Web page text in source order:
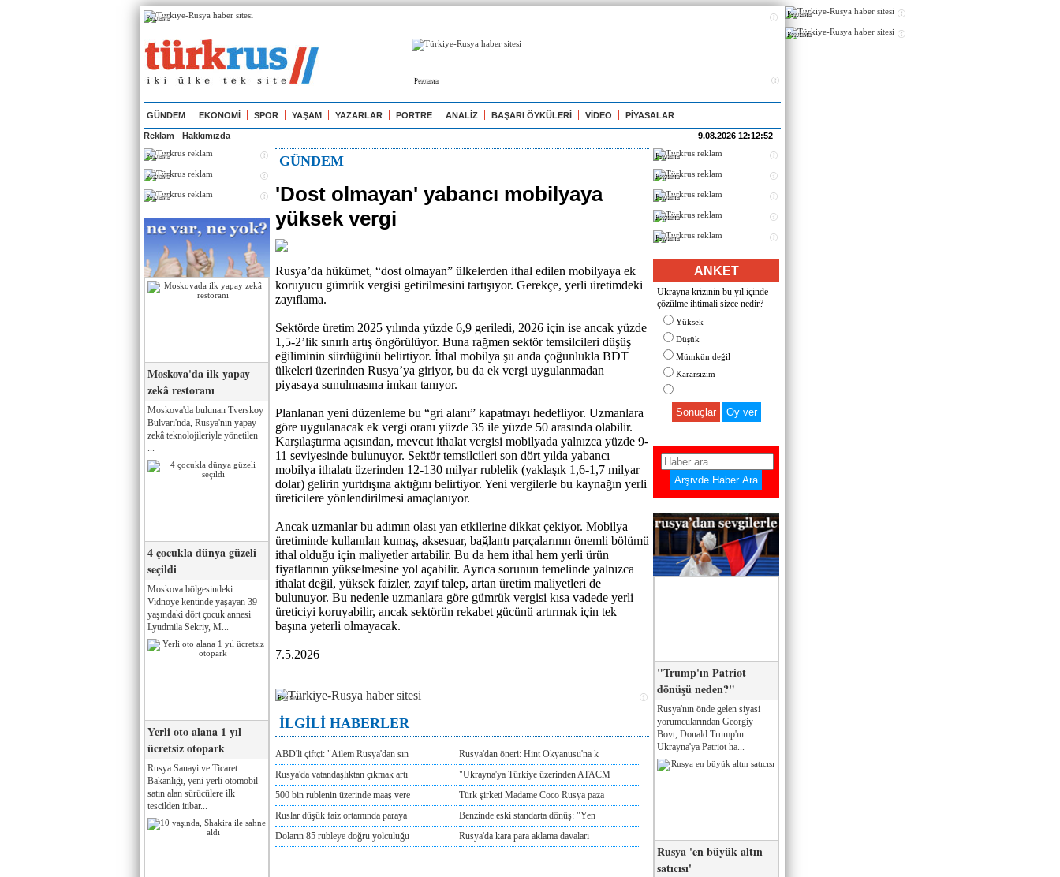
Реклама
Реклама
GÜNDEM EKONOMİ SPOR YAŞAM YAZARLAR PORTRE ANALİZ BAŞARI ÖYKÜLERİ VİDEO PİYASALAR
Reklam Hakkımızda 9.08.2026 12:12:52
Реклама
Реклама
Реклама
Moskova'da ilk yapay
zekâ restoranı
Moskova'da bulunan Tverskoy
Bulvarı'nda, Rusya'nın yapay
zekâ teknolojileriyle yönetilen
4 çocukla dünya güzeli
seçildi
Moskova bölgesindeki
Vidnoye kentinde yaşayan 39
yaşındaki dört çocuk annesi
Lyudmila Sekriy, M...
Yerli oto alana 1 yıl
ücretsiz otopark
Rusya Sanayi ve Ticaret
Bakanlığı, yeni yerli otomobil
satın alan sürücülere ilk
tescilden itibar...
GÜNDEM
'Dost olmayan' yabancı mobilyaya
yüksek vergi
Rusya’da hükümet, “dost olmayan” ülkelerden ithal edilen mobilyaya ek
koruyucu gümrük vergisi getirilmesini tartışıyor. Gerekçe, yerli üretimdeki
zayıflama.
Sektörde üretim 2025 yılında yüzde 6,9 geriledi, 2026 için ise ancak yüzde
1,5-2’lik sınırlı artış öngörülüyor. Buna rağmen sektör temsilcileri düşüş
eğiliminin sürdüğünü belirtiyor. İthal mobilya şu anda çoğunlukla BDT
ülkeleri üzerinden Rusya’ya giriyor, bu da ek vergi uygulanmadan
piyasaya sunulmasına imkan tanıyor.
Planlanan yeni düzenleme bu “gri alanı” kapatmayı hedefliyor. Uzmanlara
göre uygulanacak ek vergi oranı yüzde 35 ile yüzde 50 arasında olabilir.
Karşılaştırma açısından, mevcut ithalat vergisi mobilyada yalnızca yüzde 9-
11 seviyesinde bulunuyor. Sektör temsilcileri son dört yılda yabancı
mobilya ithalatı üzerinden 12-130 milyar rublelik (yaklaşık 1,6-1,7 milyar
dolar) gelirin yurtdışına aktığını belirtiyor. Yeni vergilerle bu kaynağın yerli
üreticilere yönlendirilmesi amaçlanıyor.
Ancak uzmanlar bu adımın olası yan etkilerine dikkat çekiyor. Mobilya
üretiminde kullanılan kumaş, aksesuar, bağlantı parçalarının önemli bölümü
ithal olduğu için maliyetler artabilir. Bu da hem ithal hem yerli ürün
fiyatlarının yükselmesine yol açabilir. Ayrıca sorunun temelinde yalnızca
ithalat değil, yüksek faizler, zayıf talep, artan üretim maliyetleri de
bulunuyor. Bu nedenle uzmanlara göre gümrük vergisi kısa vadede yerli
üreticiyi koruyabilir, ancak sektörün rekabet gücünü artırmak için tek
başına yeterli olmayacak.
7.5.2026
Реклама
İLGİLİ HABERLER
ABD'li çiftçi: "Ailem Rusya'dan sın
Rusya'dan öneri: Hint Okyanusu'na k
Rusya'da vatandaşlıktan çıkmak artı
"Ukrayna'ya Türkiye üzerinden ATACM
500 bin rublenin üzerinde maaş vere
Türk şirketi Madame Coco Rusya paza
Ruslar düşük faiz ortamında paraya
Benzinde eski standarta dönüş: "Yen
Doların 85 rubleye doğru yolculuğu
Rusya'da kara para aklama davaları
Реклама
Реклама
Реклама
Реклама
Реклама
ANKET
Ukrayna krizinin bu yıl içinde
çözülme ihtimali sizce nedir?
Yüksek
Düşük
Mümkün değil
Kararsızım
Sonuçlar
"Trump'ın Patriot
dönüşü neden?"
Rusya'nın önde gelen siyasi
yorumcularından Georgiy
Bovt, Donald Trump'ın
Ukrayna'ya Patriot ha...
Rusya 'en büyük altın
satıcısı'
Реклама
Реклама